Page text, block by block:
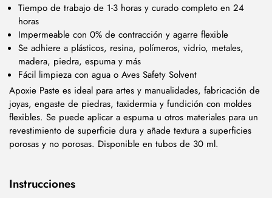
Tiempo de trabajo de 1-3 horas y curado completo en 24
horas
Impermeable con 0% de contracción y agarre flexible
Se adhiere a plásticos, resina, polímeros, vidrio, metales,
madera, piedra, espuma y más
Fácil limpieza con agua o Aves Safety Solvent
Apoxie Paste es ideal para artes y manualidades, fabricación de
joyas, engaste de piedras, taxidermia y fundición con moldes
flexibles. Se puede aplicar a espuma u otros materiales para un
revestimiento de superficie dura y añade textura a superficies
porosas y no porosas. Disponible en tubos de 30 ml.
Instrucciones